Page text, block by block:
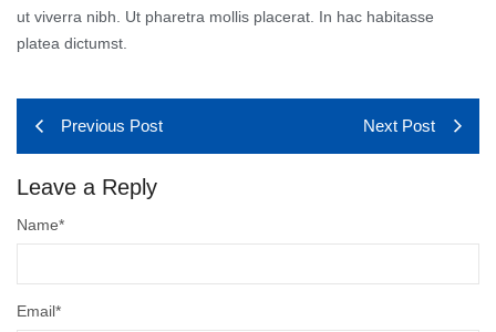
ut viverra nibh. Ut pharetra mollis placerat. In hac habitasse
platea dictumst.
Previous Post Next Post
Leave a Reply
Name*
Email*